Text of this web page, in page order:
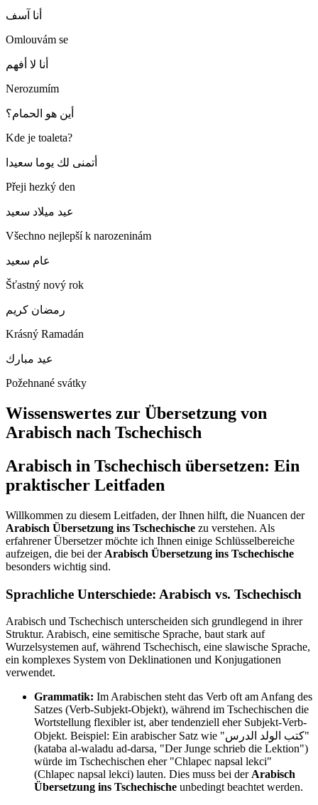
أنا آسف
Omlouvám se
أنا لا أفهم
Nerozumím
أين هو الحمام؟
Kde je toaleta?
أتمنى لك يوما سعيدا
Přeji hezký den
عيد ميلاد سعيد
Všechno nejlepší k narozeninám
عام سعيد
Šťastný nový rok
رمضان كريم
Krásný Ramadán
عيد مبارك
Požehnané svátky
Wissenswertes zur Übersetzung von
Arabisch nach Tschechisch
Arabisch in Tschechisch übersetzen: Ein
praktischer Leitfaden
Willkommen zu diesem Leitfaden, der Ihnen hilft, die Nuancen der
Arabisch Übersetzung ins Tschechische zu verstehen. Als
erfahrener Übersetzer möchte ich Ihnen einige Schlüsselbereiche
aufzeigen, die bei der Arabisch Übersetzung ins Tschechische
besonders wichtig sind.
Sprachliche Unterschiede: Arabisch vs. Tschechisch
Arabisch und Tschechisch unterscheiden sich grundlegend in ihrer
Struktur. Arabisch, eine semitische Sprache, baut stark auf
Wurzelsystemen auf, während Tschechisch, eine slawische Sprache,
ein komplexes System von Deklinationen und Konjugationen
verwendet.
Grammatik: Im Arabischen steht das Verb oft am Anfang des
Satzes (Verb-Subjekt-Objekt), während im Tschechischen die
Wortstellung flexibler ist, aber tendenziell eher Subjekt-Verb-
Objekt. Beispiel: Ein arabischer Satz wie "كتب الولد الدرس"
(kataba al-waladu ad-darsa, "Der Junge schrieb die Lektion")
würde im Tschechischen eher "Chlapec napsal lekci"
(Chlapec napsal lekci) lauten. Dies muss bei der Arabisch
Übersetzung ins Tschechische unbedingt beachtet werden.